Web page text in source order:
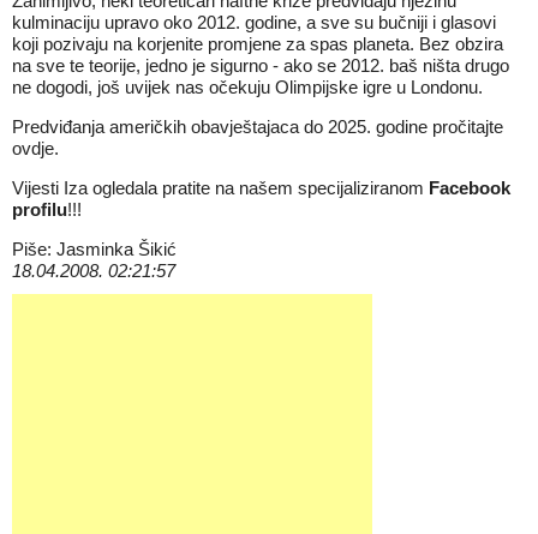
kulminaciju upravo oko 2012. godine, a sve su bučniji i glasovi
koji pozivaju na korjenite promjene za spas planeta. Bez obzira
na sve te teorije, jedno je sigurno - ako se 2012. baš ništa drugo
ne dogodi, još uvijek nas očekuju Olimpijske igre u Londonu.
Predviđanja američkih obavještajaca do 2025. godine pročitajte
ovdje.
Vijesti Iza ogledala pratite na našem specijaliziranom Facebook
profilu!!!
Piše: Jasminka Šikić
18.04.2008. 02:21:57